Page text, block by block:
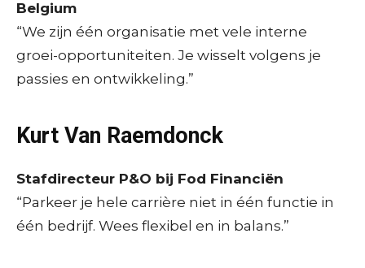
Belgium
“We zijn één organisatie met vele interne
groei-opportuniteiten. Je wisselt volgens je
passies en ontwikkeling.”
Kurt Van Raemdonck
Stafdirecteur P&O bij Fod Financiën
“Parkeer je hele carrière niet in één functie in
één bedrijf. Wees flexibel en in balans.”